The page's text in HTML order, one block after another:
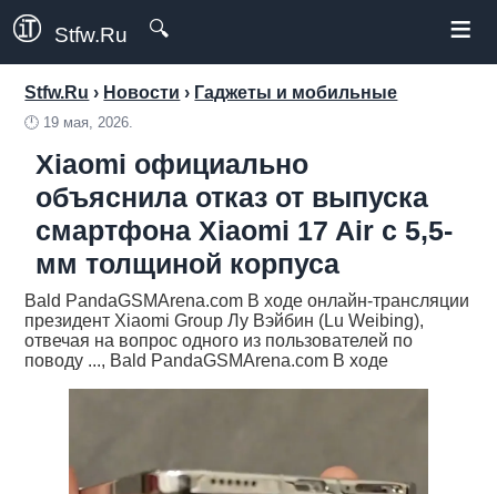
Stfw.Ru 🔍 ≡
Stfw.Ru › Новости › Гаджеты и мобильные
🕛 19 мая, 2026.
Xiaomi официально
объяснила отказ от выпуска
смартфона Xiaomi 17 Air с 5,5-
мм толщиной корпуса
Bald PandaGSMArena.com В ходе онлайн-трансляции
президент Xiaomi Group Лу Вэйбин (Lu Weibing),
отвечая на вопрос одного из пользователей по
поводу ..., Bald PandaGSMArena.com В ходе